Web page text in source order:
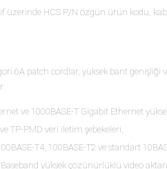
üzerinde HCS P/N özgün ürün kodu,
6A patch cordlar, yüksek bant
ve 1000BASE-T Gigabit Ethernet
TP-PMD veri iletim şebekeleri,
T4, 100BASE-T2 ve standart
yüksek çözünürlüklü video